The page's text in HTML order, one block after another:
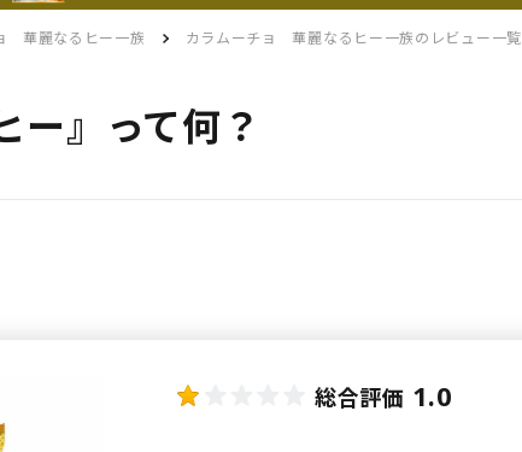
華麗なるヒー一族 カラムーチョ 華麗なるヒー一族のレビュー一覧
ー』って何？
総合評価 1.0